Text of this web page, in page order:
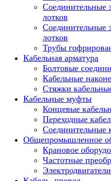
Соединительные
лотков
Соединительные
лотков
Трубы
Кабельная арматура
Болтовые
Кабельные
Стяжки
Кабельные муфты
Концевые
Переходные
Соединительные
Общепромышленное
Крановое
Частотные
Электродвигатели